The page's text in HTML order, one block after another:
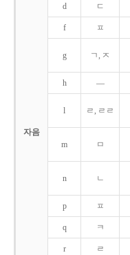
자음
d ㄷ
f ㅍ
g ㄱ, ㅈ
h ―
l ㄹ, ㄹㄹ
m ㅁ
n ㄴ
p ㅍ
q ㅋ
r ㄹ